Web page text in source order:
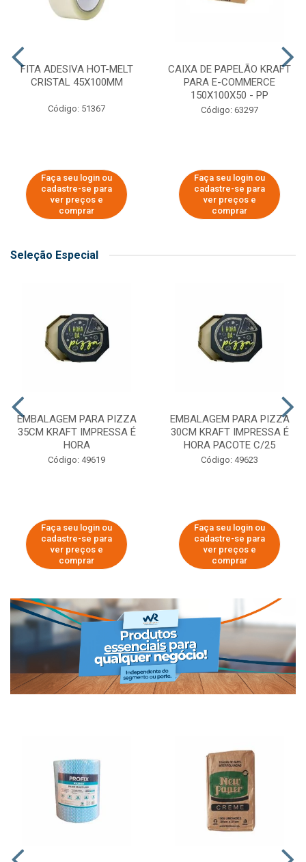
FITA ADESIVA HOT-MELT
CRISTAL 45X100MM
Código: 51367
Faça seu login ou
cadastre-se para
ver preços e
comprar
CAIXA DE PAPELÃO KRAFT
PARA E-COMMERCE
150X100X50 - PP
Código: 63297
Faça seu login ou
cadastre-se para
ver preços e
comprar
Seleção Especial
EMBALAGEM PARA PIZZA
35CM KRAFT IMPRESSA É
HORA
Código: 49619
Faça seu login ou
cadastre-se para
ver preços e
comprar
EMBALAGEM PARA PIZZA
30CM KRAFT IMPRESSA É
HORA PACOTE C/25
Código: 49623
Faça seu login ou
cadastre-se para
ver preços e
comprar